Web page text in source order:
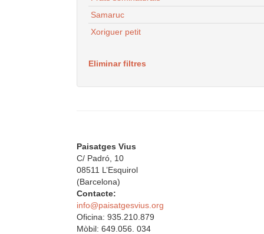
Samaruc
Xoriguer petit
Eliminar filtres
Paisatges Vius
C/ Padró, 10
08511 L’Esquirol
(Barcelona)
Contacte:
info@paisatgesvius.org
Oficina: 935.210.879
Mòbil: 649.056. 034